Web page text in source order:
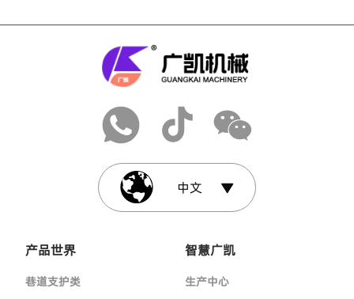
中文
产品世界
巷道支护类
智慧广凯
生产中心